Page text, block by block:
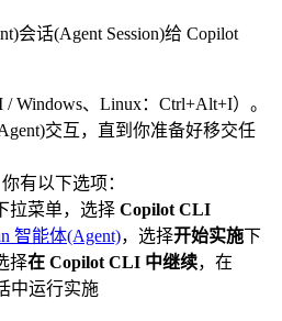
会话(Agent Session)给 Copilot
、Linux：Ctrl+Alt+I）。
交互，直到你准备好移交任
有以下选项：
拉菜单，选择 Copilot CLI
智能体(Agent)，选择开始实施下
择在 Copilot CLI 中继续，在
中运行实施